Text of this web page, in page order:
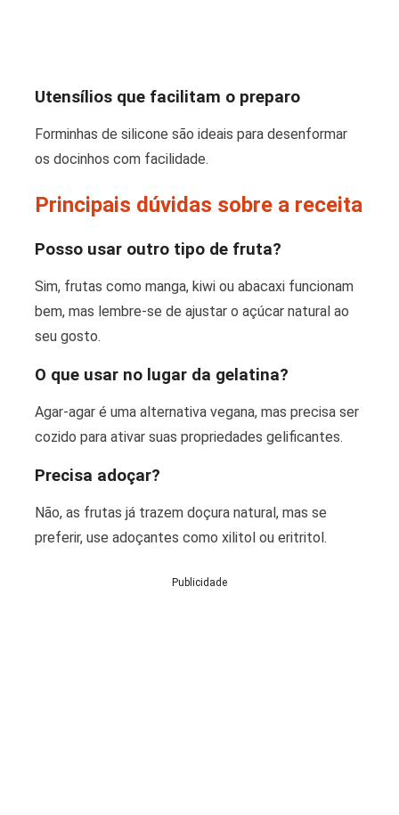
Utensílios que facilitam o preparo
Forminhas de silicone são ideais para desenformar
os docinhos com facilidade.
Principais dúvidas sobre a receita
Posso usar outro tipo de fruta?
Sim, frutas como manga, kiwi ou abacaxi funcionam
bem, mas lembre-se de ajustar o açúcar natural ao
seu gosto.
O que usar no lugar da gelatina?
Agar-agar é uma alternativa vegana, mas precisa ser
cozido para ativar suas propriedades gelificantes.
Precisa adoçar?
Não, as frutas já trazem doçura natural, mas se
preferir, use adoçantes como xilitol ou eritritol.
Publicidade